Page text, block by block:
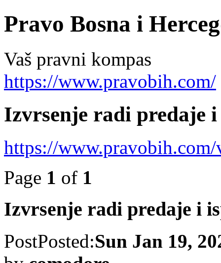
Pravo Bosna i
Vaš pravni kompas
https://www.pravobih.com/
Izvrsenje radi predaje
https://
Page 1 of 1
Izvrsenje radi predaje i
PostPosted:Sun Jan 19,